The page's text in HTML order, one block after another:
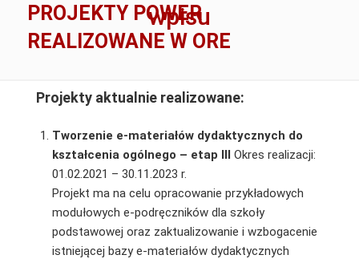
wpisu
PROJEKTY POWER
REALIZOWANE W ORE
Projekty aktualnie realizowane:
Tworzenie e-materiałów dydaktycznych do
kształcenia ogólnego – etap III Okres realizacji:
01.02.2021 – 30.11.2023 r.
Projekt ma na celu opracowanie przykładowych
modułowych e-podręczników dla szkoły
podstawowej oraz zaktualizowanie i wzbogacenie
istniejącej bazy e-materiałów dydaktycznych